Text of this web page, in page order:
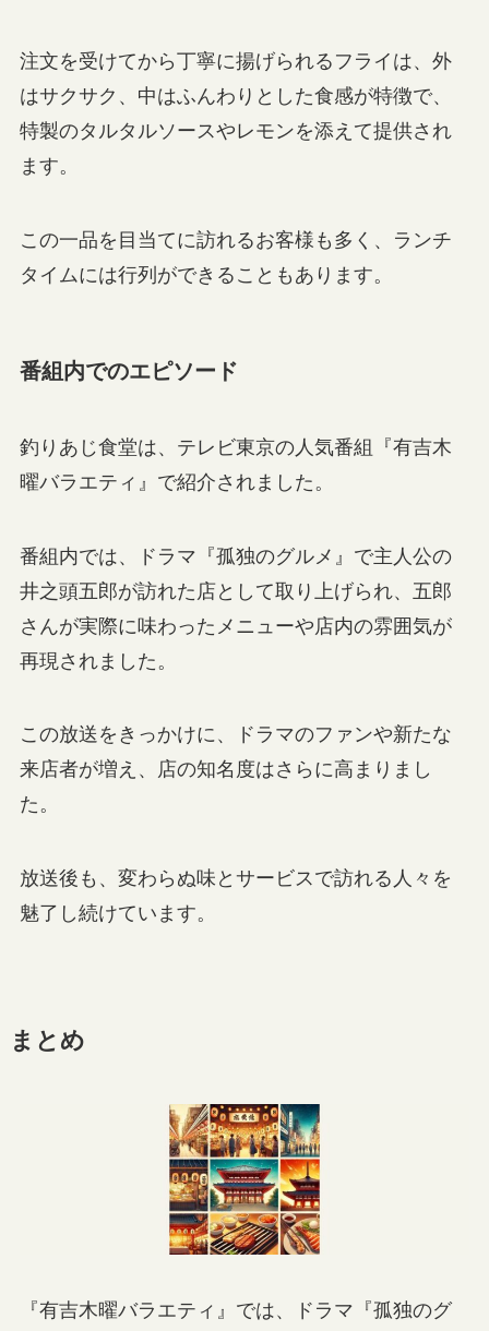
注文を受けてから丁寧に揚げられるフライは、外
はサクサク、中はふんわりとした食感が特徴で、
特製のタルタルソースやレモンを添えて提供され
ます。
この一品を目当てに訪れるお客様も多く、ランチ
タイムには行列ができることもあります。
番組内でのエピソード
釣りあじ食堂は、テレビ東京の人気番組『有吉木
曜バラエティ』で紹介されました。
番組内では、ドラマ『孤独のグルメ』で主人公の
井之頭五郎が訪れた店として取り上げられ、五郎
さんが実際に味わったメニューや店内の雰囲気が
再現されました。
この放送をきっかけに、ドラマのファンや新たな
来店者が増え、店の知名度はさらに高まりまし
た。
放送後も、変わらぬ味とサービスで訪れる人々を
魅了し続けています。
まとめ
『有吉木曜バラエティ』では、ドラマ『孤独のグ